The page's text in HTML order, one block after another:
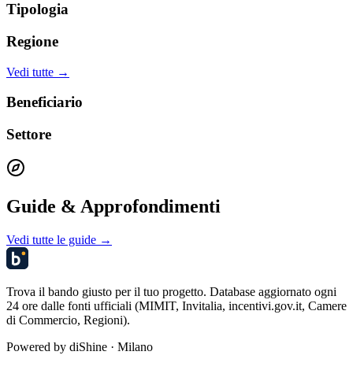
Tipologia
Regione
Vedi tutte →
Beneficiario
Settore
Guide & Approfondimenti
Vedi tutte le guide →
Trova il bando giusto per il tuo progetto. Database aggiornato ogni
24 ore dalle fonti ufficiali (MIMIT, Invitalia, incentivi.gov.it, Camere
di Commercio, Regioni).
Powered by diShine · Milano